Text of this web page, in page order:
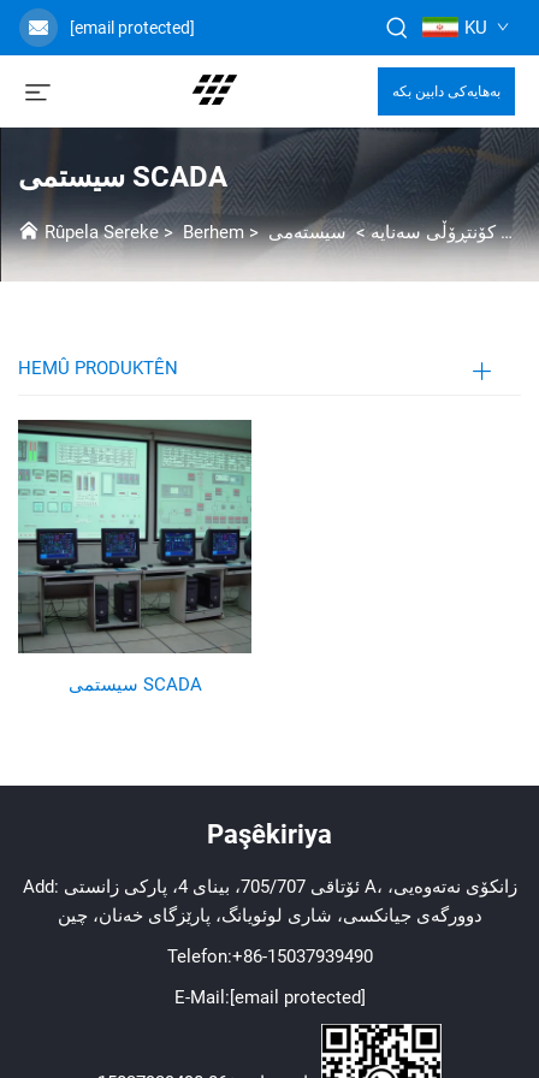
[email protected] KU
بەهایەکی دابین بکە
سیستمی SCADA
Rûpela Sereke>Berhem> کۆنتڕۆڵی سەنایە> سیستەمی SCADA
HEMÛ PRODUKTÊN
سیستمی SCADA
Paşêkiriya
Add: ئۆتاقی 705/707، بینای 4، پارکی زانستی A، زانکۆی نەتەوەیی،
دوورگەی جیانکسی، شاری لوئویانگ، پارێزگای خەنان، چین
Telefon:+86-15037939490
E-Mail:[email protected]